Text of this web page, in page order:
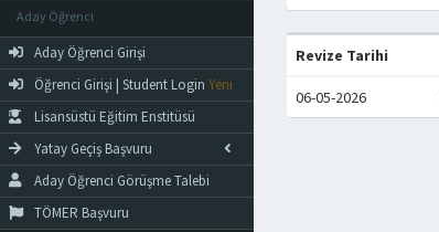
Aday Öğrenci
Aday Öğrenci Girişi
Öğrenci Girişi | Student Login Yeni
Lisansüstü Eğitim Enstitüsü
Yatay Geçiş Başvuru
Aday Öğrenci Görüşme Talebi
TÖMER Başvuru
Revize Tarihi
06-05-2026